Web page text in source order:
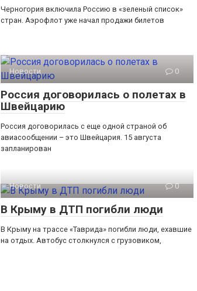
Черногория включила Россию в «зеленый список»
стран. Аэрофлот уже начал продажи билетов
Новости 0
Россия договорилась о полетах в
Швейцарию
Россия договорилась с еще одной страной об
авиасообщении – это Швейцария. 15 августа
запланирован
Новости 0
В Крыму в ДТП погибли люди
В Крыму на трассе «Таврида» погибли люди, ехавшие
на отдых. Автобус столкнулся с грузовиком,